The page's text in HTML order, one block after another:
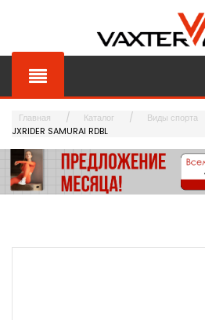
Главная Каталог Виды спорта
JXRIDER SAMURAI RDBL